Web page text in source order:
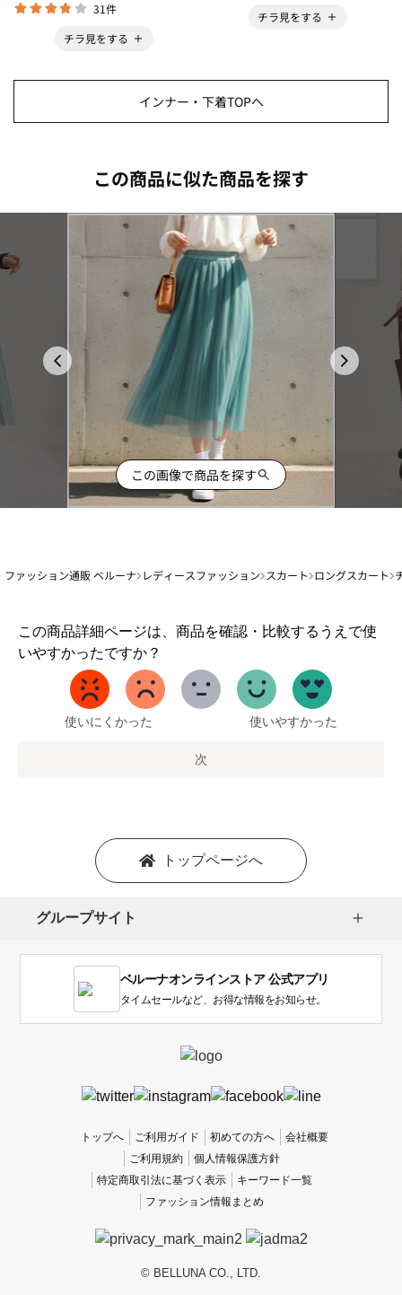
31件
チラ見をする
チラ見をする
インナー・下着TOPへ
この商品に似た商品を探す
この画像で商品を探す
ファッション通販 ベルーナ レディースファッション スカート ロングスカート
この商品詳細ページは、商品を確認・比較するうえで使
いやすかったですか？
1
か
い
使いにくかった 使いやすかった
次
トップページへ
グループサイト
ベルーナオンラインストア 公式アプリ
タイムセールなど、お得な情報をお知らせ。
トップへ ご利用ガイド 初めての方へ
会社概要
ご利用規約
個人情報保護方針
特定商取引法に基づく表示
キーワード一覧
ファッション情報まとめ
© BELLUNA CO., LTD.